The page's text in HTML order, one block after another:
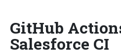
GitHub
Salesforce CI